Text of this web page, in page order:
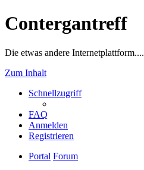
Contergantreff
Die etwas andere Internetplattform....
Zum Inhalt
Schnellzugriff
FAQ
Anmelden
Registrieren
Portal Forum